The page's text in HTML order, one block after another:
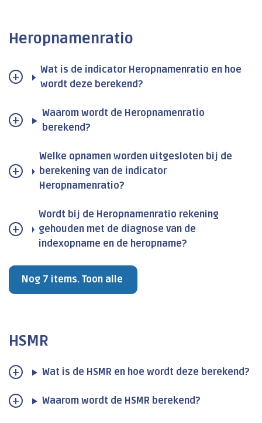
Heropnamenratio
Wat is de indicator Heropnamenratio en hoe
wordt deze berekend?
Waarom wordt de Heropnamenratio
berekend?
Welke opnamen worden uitgesloten bij de
berekening van de indicator
Heropnamenratio?
Wordt bij de Heropnamenratio rekening
gehouden met de diagnose van de
indexopname en de heropname?
Nog 7 items. Toon alle
HSMR
Wat is de HSMR en hoe wordt deze berekend?
Waarom wordt de HSMR berekend?